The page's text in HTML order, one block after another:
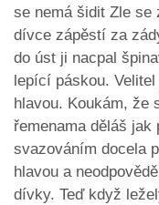
se nemá šidit Zle se
dívce zápěstí za
do úst ji nacpal
lepící páskou.
hlavou. Koukám, že
řemenama děláš
svazováním docela
hlavou a
dívky. Teď když